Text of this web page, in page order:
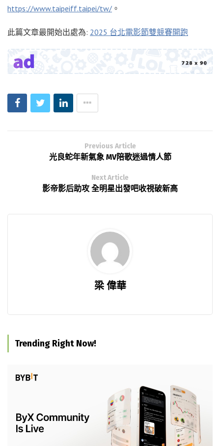
https://www.taipeiff.taipei/tw/ 。
此篇文章最開始出處為: 2025 台北電影節雙競賽開跑
Previous Article
光良蛇年新氣象 MV陪歌迷過情人節
Next Article
影帝影后助攻 全明星出發吧收視破新高
梁 偉華
Trending Right Now!